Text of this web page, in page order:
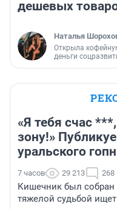
дешевых
Наталья
Открыла
деньги
«Я тебя счас
зону!»
уральского
7 часов 29 213 268
Кишечник был собран
тяжелой судьбой